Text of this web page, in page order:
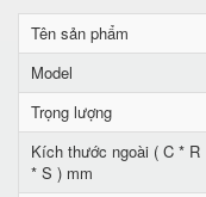
Tên sản phẩm
Model
Trọng lượng
Kích thước ngoài ( C * R
* S ) mm